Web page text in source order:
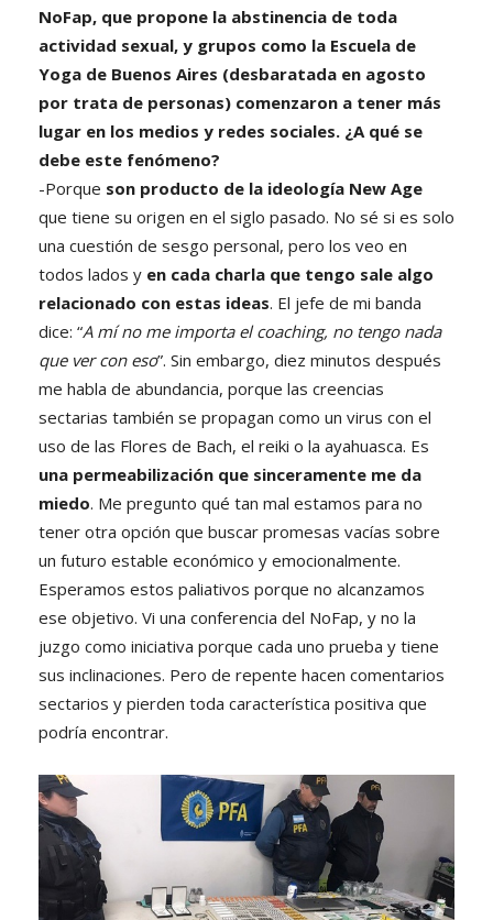
NoFap, que propone la abstinencia de toda
actividad sexual, y grupos como la Escuela de
Yoga de Buenos Aires (desbaratada en agosto
por trata de personas) comenzaron a tener más
lugar en los medios y redes sociales. ¿A qué se
debe este fenómeno?
-Porque son producto de la ideología New Age
que tiene su origen en el siglo pasado. No sé si es solo
una cuestión de sesgo personal, pero los veo en
todos lados y en cada charla que tengo sale algo
relacionado con estas ideas. El jefe de mi banda
dice: “A mí no me importa el coaching, no tengo nada
que ver con eso”. Sin embargo, diez minutos después
me habla de abundancia, porque las creencias
sectarias también se propagan como un virus con el
uso de las Flores de Bach, el reiki o la ayahuasca. Es
una permeabilización que sinceramente me da
miedo. Me pregunto qué tan mal estamos para no
tener otra opción que buscar promesas vacías sobre
un futuro estable económico y emocionalmente.
Esperamos estos paliativos porque no alcanzamos
ese objetivo. Vi una conferencia del NoFap, y no la
juzgo como iniciativa porque cada uno prueba y tiene
sus inclinaciones. Pero de repente hacen comentarios
sectarios y pierden toda característica positiva que
podría encontrar.